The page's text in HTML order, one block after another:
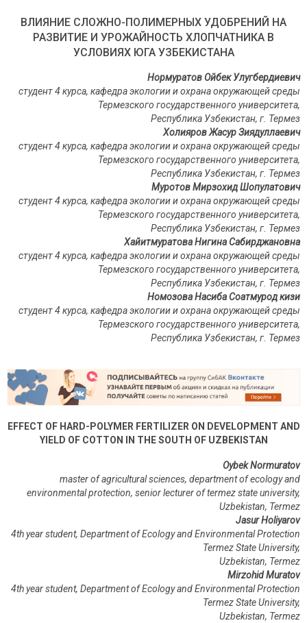
ВЛИЯНИЕ СЛОЖНО-ПОЛИМЕРНЫХ УДОБРЕНИЙ НА
РАЗВИТИЕ И УРОЖАЙНОСТЬ ХЛОПЧАТНИКА В
УСЛОВИЯХ ЮГА УЗБЕКИСТАНА
Нормуратов Ойбек Улугбердиевич
студент4 курса, кафедра экологии и охрана окружающей среды
Термезского государственного университета,
Республика Узбекистан, г. Термез
Холияров Жасур Зиядуллаевич
студент4 курса, кафедра экологии и охрана окружающей среды
Термезского государственного университета,
Республика Узбекистан, г. Термез
Муротов Мирзохид Шопулатович
студент4 курса, кафедра экологии и охрана окружающей среды
Термезского государственного университета,
Республика Узбекистан, г. Термез
Хайитмуратова Нигина Сабирджановна
студент4 курса, кафедра экологии и охрана окружающей среды
Термезского государственного университета,
Республика Узбекистан, г. Термез
Номозова Насиба Соатмурод кизи
студент4 курса, кафедра экологии и охрана окружающей среды
Термезского государственного университета,
Республика Узбекистан, г. Термез
EFFECT OF HARD-POLYMER FERTILIZER ON DEVELOPMENT AND
YIELD OF COTTON IN THE SOUTH OF UZBEKISTAN
Oybek Normuratov
master of agricultural sciences, department of ecology and
environmental protection, senior lecturer of termez state university,
Uzbekistan, Termez
Jasur Holiyarov
4th year student, Department of Ecology and Environmental Protection
Termez State University,
Uzbekistan, Termez
Mirzohid Muratov
4th year student, Department of Ecology and Environmental Protection
Termez State University,
Uzbekistan, Termez